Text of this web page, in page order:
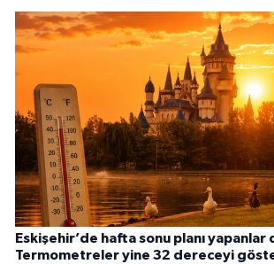
Eskişehir’de hafta sonu planı yapanlar
Termometreler yine 32 dereceyi